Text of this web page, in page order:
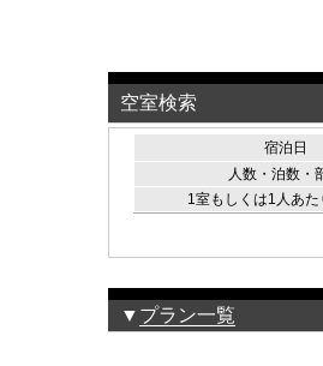
空室検索
宿泊日
人数・泊数・
1室もしくは1人あ
▼ プラン一覧